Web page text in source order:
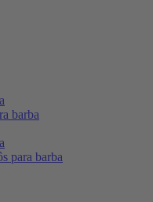
barba
para barba